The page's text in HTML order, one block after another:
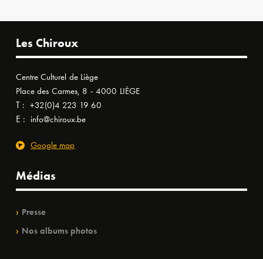
Les Chiroux
Centre Culturel de Liège
Place des Carmes, 8 - 4000 LIÈGE
T : +32(0)4 223 19 60
E : info@chiroux.be
Google map
Médias
Presse
Nos albums photos